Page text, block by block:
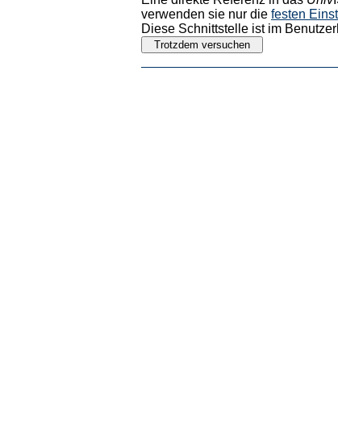
verwenden sie nur die festen
Diese Schnittstelle ist im